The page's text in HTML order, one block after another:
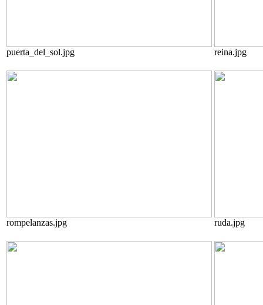
puerta_del_sol.jpg reina.jpg
rompelanzas.jpg ruda.jpg